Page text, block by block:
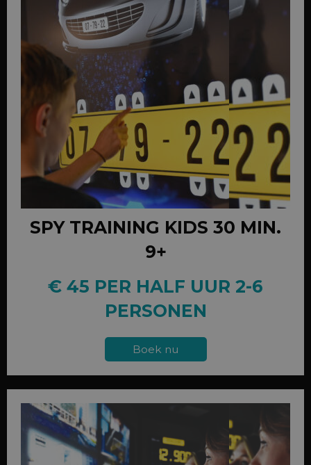
SPY TRAINING KIDS 30 MIN.
9+
€ 45 PER HALF UUR 2-6
PERSONEN
Boek nu